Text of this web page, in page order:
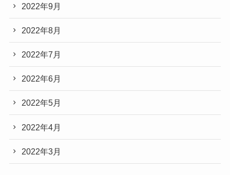
2022年9月
2022年8月
2022年7月
2022年6月
2022年5月
2022年4月
2022年3月